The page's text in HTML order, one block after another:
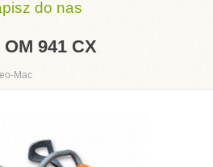
do nas
941 CX
Mac